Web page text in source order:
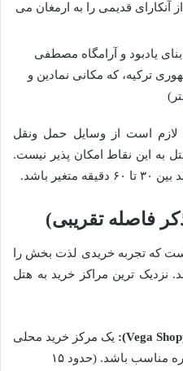
آنکارای قدیمی را به ارمغان می
بنای یادبود و آرامگاه مصطفی
ترکیه، که مکانی نمادین و
لازم است از وسایل حمل ونقل
به این نقاط امکان پذیر نیست.
باشد.
فاصله تقریبی)
است که تجربه خریدی لذت بخش را
نزدیک ترین مراکز خرید به هتل
یک مرکز خرید محلی
که می تواند برای خرید روزمره مناسب باشد. (حدود ۱۵